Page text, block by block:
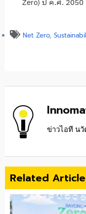
Zero) ปี ค.ศ. 2050
Net Zero,
ข่าวไอที น
Related